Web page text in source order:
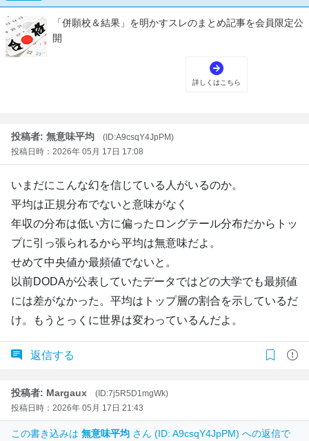
投稿者: 無意味平均
(ID:A9csqY4JpPM)
投稿日時：2026年 05月 17日 17:08
いまだにこんな幻を信じている人がいるのか。
平均は正規分布でないと意味がなく
年収の分布は低い方に偏ったロングテール分布だからトッ
プに引っ張られるから平均は無意味だよ。
せめて中央値か最頻値でないと。
以前DODAが公表していたデータではどの大学でも最頻値
には差がなかった。平均はトップ層の割合を示しているだ
け。もうとっくに世界は変わっているんだよ。
返信する
投稿者: Margaux
(ID:7j5R5D1mgWk)
投稿日時：2026年 05月 17日 21:43
この書き込みは 無意味平均 さん (ID: A9csqY4JpPM) への返信で